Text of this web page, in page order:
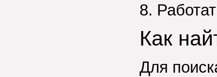
8.
Как
Для